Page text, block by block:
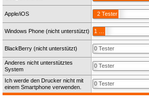
Apple/iOS 2 Tester
Windows Phone (nicht unterstützt)
BlackBerry (nicht unterstützt) 0 Tester
Anderes nicht unterstütztes
System
0 Tester
Ich werde den Drucker nicht mit
einem Smartphone verwenden.
0 Tester